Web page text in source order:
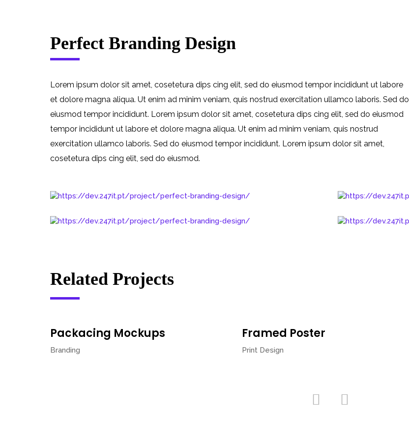
Perfect Branding Design
Lorem ipsum dolor sit amet, cosetetura dips cing elit, sed do eiusmod tempor incididunt ut labore
et dolore magna aliqua. Ut enim ad minim veniam, quis nostrud exercitation ullamco laboris. Sed do
eiusmod tempor incididunt. Lorem ipsum dolor sit amet, cosetetura dips cing elit, sed do eiusmod
tempor incididunt ut labore et dolore magna aliqua. Ut enim ad minim veniam, quis nostrud
exercitation ullamco laboris. Sed do eiusmod tempor incididunt. Lorem ipsum dolor sit amet,
cosetetura dips cing elit, sed do eiusmod.
Related Projects
Packacing Mockups
Branding
Framed Poster
Print Design